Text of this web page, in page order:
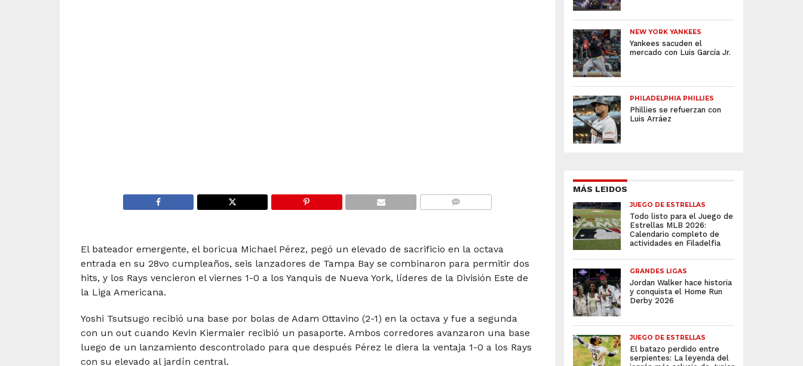
El bateador emergente, el boricua Michael Pérez, pegó un elevado de sacrificio en la octava
entrada en su 28vo cumpleaños, seis lanzadores de Tampa Bay se combinaron para permitir dos
hits, y los Rays vencieron el viernes 1-0 a los Yanquis de Nueva York, líderes de la División Este de
la Liga Americana.
Yoshi Tsutsugo recibió una base por bolas de Adam Ottavino (2-1) en la octava y fue a segunda
con un out cuando Kevin Kiermaier recibió un pasaporte. Ambos corredores avanzaron una base
luego de un lanzamiento descontrolado para que después Pérez le diera la ventaja 1-0 a los Rays
con su elevado al jardín central.
NEW YORK YANKEES
Yankees sacuden el
mercado con Luis García Jr.
PHILADELPHIA PHILLIES
Phillies se refuerzan con
Luis Arráez
MÁS LEIDOS
JUEGO DE ESTRELLAS
Todo listo para el Juego de
Estrellas MLB 2026:
Calendario completo de
actividades en Filadelfia
GRANDES LIGAS
Jordan Walker hace historia
y conquista el Home Run
Derby 2026
JUEGO DE ESTRELLAS
El batazo perdido entre
serpientes: La leyenda del